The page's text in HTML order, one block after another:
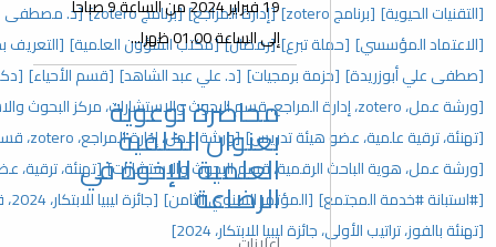
[إدارة المراجع][برنامج zotero] [د. مصطفى علي أبوزريدة][إفطار جماعي]
[رمضان] [مكتب الشؤون العلمية][التعريف بحزمة برمجيات google]
[د. علي عبد الشاهد][قسم الأحياء][دكتوراة]
[حفل تكريم]
[ورشة عمل، إدارة المراجع، zotero، قسم البحوث والاستشارات]
قسم البحوث والاستشارات] [تهنئة، ترقية، عضو هيئة تدريس، 2025]
السنوي الثامن] [جائزة ليبيا للابتكار، 2024، قسم البحوث والاستشارات]
2024]
19 فبراير 2024 من الساعة 9 صباحا
إلى الساعة 01.00 ظهرا...
محاضرة توعوية
بعنوان الخلفية
العلمية للإخوة في
الرضاعة